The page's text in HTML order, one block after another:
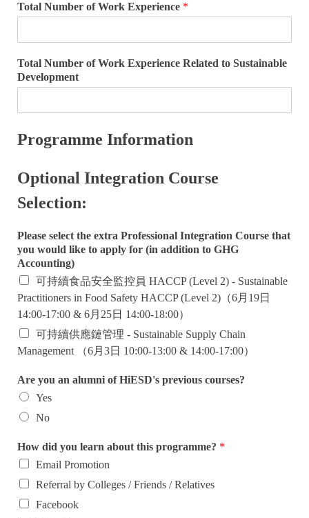
Total Number of Work Experience *
Total Number of Work Experience Related to Sustainable
Development
Programme Information
Optional Integration Course
Selection:
Please select the extra Professional Integration Course that
you would like to apply for (in addition to GHG
Accounting)
可持續食品安全監控員 HACCP (Level 2) - Sustainable
Practitioners in Food Safety HACCP (Level 2)（6月19日
14:00-17:00 & 6月25日 14:00-18:00）
可持續供應鏈管理 - Sustainable Supply Chain
Management （6月3日 10:00-13:00 & 14:00-17:00）
Are you an alumni of HiESD's previous courses?
Yes
No
How did you learn about this programme? *
Email Promotion
Referral by Colleges / Friends / Relatives
Facebook